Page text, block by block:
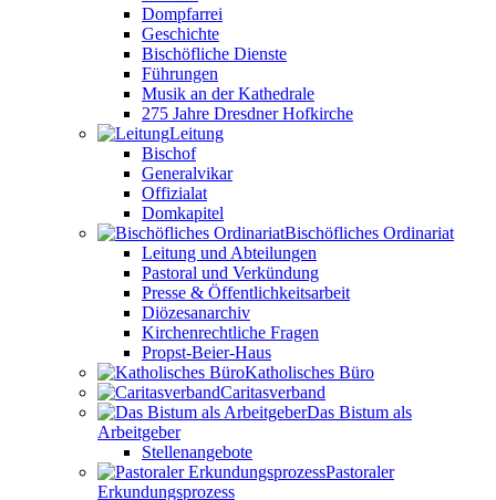
Dompfarrei
Geschichte
Bischöfliche Dienste
Führungen
Musik an der Kathedrale
275 Jahre Dresdner Hofkirche
Leitung
Bischof
Generalvikar
Offizialat
Domkapitel
Bischöfliches Ordinariat
Leitung und Abteilungen
Pastoral und Verkündung
Presse & Öffentlichkeitsarbeit
Diözesanarchiv
Kirchenrechtliche Fragen
Propst-Beier-Haus
Katholisches Büro
Caritasverband
Das Bistum als
Arbeitgeber
Stellenangebote
Pastoraler
Erkundungsprozess